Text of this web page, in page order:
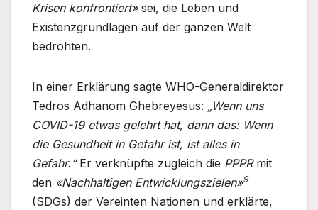
Krisen konfrontiert»sei, die Leben und
Existenzgrundlagen auf der ganzen Welt
bedrohten.
In einer Erklärung sagte WHO-Generaldirektor
Tedros Adhanom Ghebreyesus: „Wenn uns
COVID-19 etwas gelehrt hat, dann das: Wenn
die Gesundheit in Gefahr ist, ist alles in
Gefahr.“Er verknüpfte zugleich die PPPRmit
den «Nachhaltigen Entwicklungszielen»9
(SDGs) der Vereinten Nationen und erklärte,